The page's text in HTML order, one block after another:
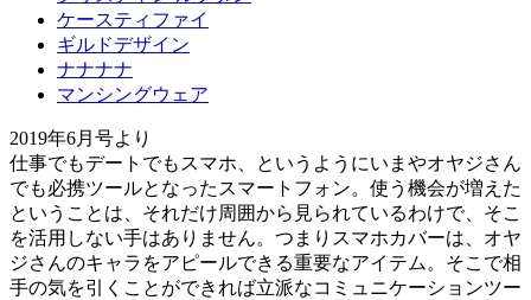
ケースティファイ
ギルドデザイン
ナナナナ
マンシングウェア
2019年6月号より
仕事でもデートでもスマホ、というようにいまやオヤジさん
でも必携ツールとなったスマートフォン。使う機会が増えた
ということは、それだけ周囲から見られているわけで、そこ
を活用しない手はありません。つまりスマホカバーは、オヤ
ジさんのキャラをアピールできる重要なアイテム。そこで相
手の気を引くことができれば立派なコミュニケーションツー